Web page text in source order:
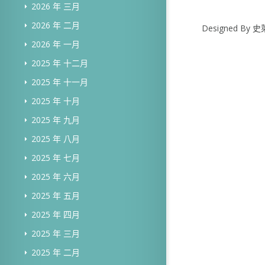
2026 年 三月
2026 年 二月
2026 年 一月
2025 年 十二月
2025 年 十一月
2025 年 十月
2025 年 九月
2025 年 八月
2025 年 七月
2025 年 六月
2025 年 五月
2025 年 四月
2025 年 三月
2025 年 二月
Designed By 史